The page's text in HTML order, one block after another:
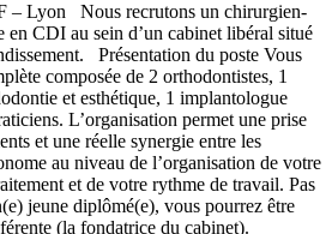
– Lyon Nous recrutons un chirurgien-
en CDI au sein d’un cabinet libéral situé
Présentation du poste Vous
composée de 2 orthodontistes, 1
et esthétique, 1 implantologue
L’organisation permet une prise
et une réelle synergie entre les
au niveau de l’organisation de votre
et de votre rythme de travail. Pas
jeune diplômé(e), vous pourrez être
(la fondatrice du cabinet).